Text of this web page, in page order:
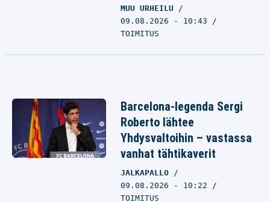
MUU URHEILU
09.08.2026 - 10:43
TOIMITUS
Barcelona-legenda Sergi
Roberto lähtee
Yhdysvaltoihin – vastassa
vanhat tähtikaverit
JALKAPALLO
09.08.2026 - 10:22
TOIMITUS